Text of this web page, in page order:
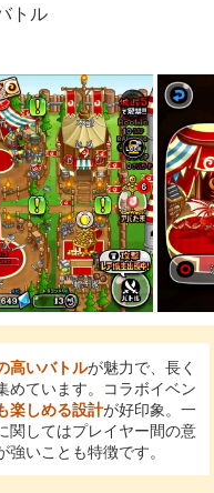
トル
高いバトルが魅力で、長く
めています。コラボイベン
楽しめる設計が好印象。一
関してはプレイヤー間の意
いことも特徴です。